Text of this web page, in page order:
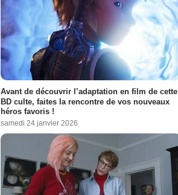
Avant de découvrir l’adaptation en film de cette
BD culte, faites la rencontre de vos nouveaux
héros favoris !
samedi 24 janvier 2026